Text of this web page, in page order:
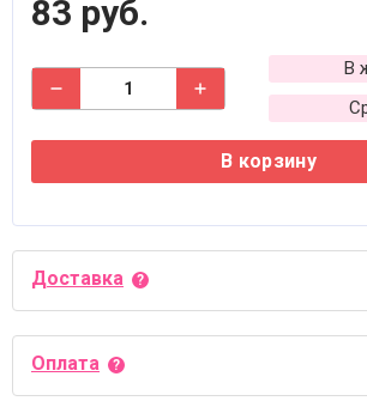
83 руб.
В
В корзину
Доставка
Оплата